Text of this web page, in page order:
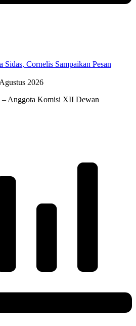
Cornelis Sampaikan Pesan
2026
Anggota Komisi XII Dewan